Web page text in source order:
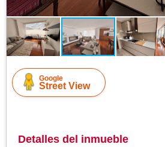
Google
Street View
Detalles del inmueble